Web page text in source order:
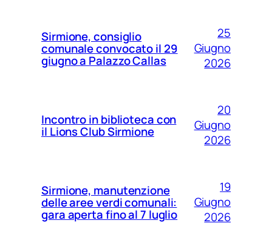
Sirmione, consiglio
comunale convocato il 29
giugno a Palazzo Callas
25
Giugno
2026
Incontro in biblioteca con
il Lions Club Sirmione
20
Giugno
2026
Sirmione, manutenzione
delle aree verdi comunali:
gara aperta fino al 7 luglio
19
Giugno
2026